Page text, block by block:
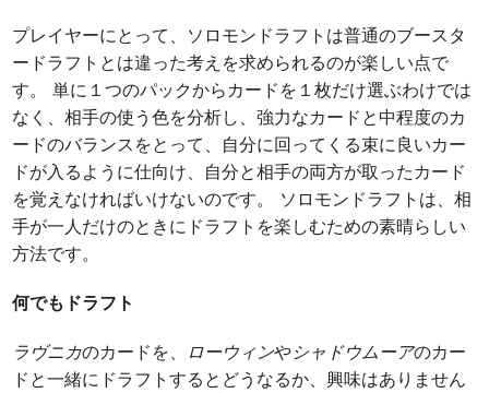
プレイヤーにとって、ソロモンドラフトは普通のブースタ
ードラフトとは違った考えを求められるのが楽しい点で
す。 単に１つのパックからカードを１枚だけ選ぶわけでは
なく、相手の使う色を分析し、強力なカードと中程度のカ
ードのバランスをとって、自分に回ってくる束に良いカー
ドが入るように仕向け、自分と相手の両方が取ったカード
を覚えなければいけないのです。 ソロモンドラフトは、相
手が一人だけのときにドラフトを楽しむための素晴らしい
方法です。
何でもドラフト
ラヴニカのカードを、 ローウィンやシャドウムーアのカー
ドと一緒にドラフトするとどうなるか、興味はありません